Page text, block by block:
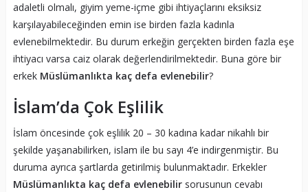
adaletli olmalı, giyim yeme-içme gibi ihtiyaçlarını eksiksiz
karşılayabileceğinden emin ise birden fazla kadınla
evlenebilmektedir. Bu durum erkeğin gerçekten birden fazla eşe
ihtiyacı varsa caiz olarak değerlendirilmektedir. Buna göre bir
erkek Müslümanlıkta kaç defa evlenebilir?
İslam’da Çok Eşlilik
İslam öncesinde çok eşlilik 20 – 30 kadına kadar nikahlı bir
şekilde yaşanabilirken, islam ile bu sayı 4’e indirgenmiştir. Bu
duruma ayrıca şartlarda getirilmiş bulunmaktadır. Erkekler
Müslümanlıkta kaç defa evlenebilir sorusunun cevabı